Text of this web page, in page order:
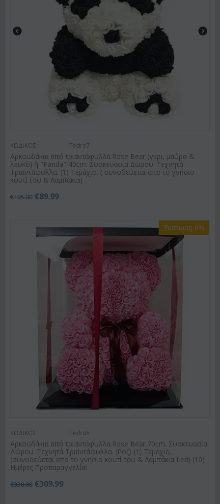
ΚΩΔΙΚΟΣ: Tedro7
Αρκουδάκια από τριαντάφυλλα.Rose Bear (γκρι, μαύρο &
λευκό) ή "Panda" 40cm. Συσκευασία Δώρου. Τεχνητά
Τριαντάφυλλα. (1) Τεμάχιο. ( συνοδεύεται απο το γνήσιο
κουτί του & Λαμπάκια)
€105.00 €89.99
Έκπτωση 6%
ΚΩΔΙΚΟΣ: Tedro5
Αρκουδάκια από τριαντάφυλλα.Rose Bear 70cm. Συσκευασία
Δώρου. Τεχνητά Τριαντάφυλλα. (Ροζ) (1) Τεμάχιο.
(συνοδεύεται απο το γνήσιο κουτί του & Λαμπάκια Led) (10)
Ημέρες Προπαραγγελία!
€330.00 €309.99